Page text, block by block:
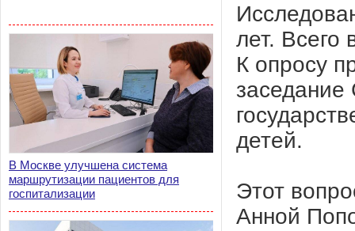
В Москве улучшена система
маршрутизации пациентов для
госпитализации
лет. Всего
К опросу
детей.
Этот
Анной